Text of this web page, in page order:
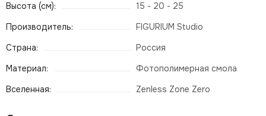
Высота (см):
15 - 20 - 25
Производитель:
FIGURIUM Studio
Страна:
Россия
Материал:
Фотополимерная смола
Вселенная:
Zenless Zone Zero